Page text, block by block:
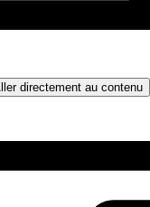
directement au contenu